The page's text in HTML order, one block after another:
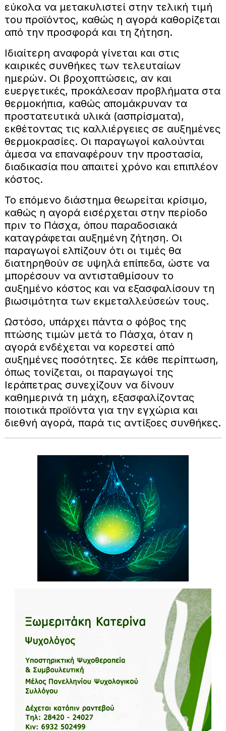
εύκολα να μετακυλιστεί στην τελική τιμή
του προϊόντος, καθώς η αγορά καθορίζεται
από την προσφορά και τη ζήτηση.
Ιδιαίτερη αναφορά γίνεται και στις
καιρικές συνθήκες των τελευταίων
ημερών. Οι βροχοπτώσεις, αν και
ευεργετικές, προκάλεσαν προβλήματα στα
θερμοκήπια, καθώς απομάκρυναν τα
προστατευτικά υλικά (ασπρίσματα),
εκθέτοντας τις καλλιέργειες σε αυξημένες
θερμοκρασίες. Οι παραγωγοί καλούνται
άμεσα να επαναφέρουν την προστασία,
διαδικασία που απαιτεί χρόνο και επιπλέον
κόστος.
Το επόμενο διάστημα θεωρείται κρίσιμο,
καθώς η αγορά εισέρχεται στην περίοδο
πριν το Πάσχα, όπου παραδοσιακά
καταγράφεται αυξημένη ζήτηση. Οι
παραγωγοί ελπίζουν ότι οι τιμές θα
διατηρηθούν σε υψηλά επίπεδα, ώστε να
μπορέσουν να αντισταθμίσουν το
αυξημένο κόστος και να εξασφαλίσουν τη
βιωσιμότητα των εκμεταλλεύσεών τους.
Ωστόσο, υπάρχει πάντα ο φόβος της
πτώσης τιμών μετά το Πάσχα, όταν η
αγορά ενδέχεται να κορεστεί από
αυξημένες ποσότητες. Σε κάθε περίπτωση,
όπως τονίζεται, οι παραγωγοί της
Ιεράπετρας συνεχίζουν να δίνουν
καθημερινά τη μάχη, εξασφαλίζοντας
ποιοτικά προϊόντα για την εγχώρια και
διεθνή αγορά, παρά τις αντίξοες συνθήκες.